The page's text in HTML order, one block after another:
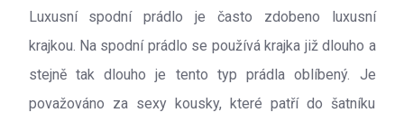
Luxusní spodní prádlo je často zdobeno luxusní
krajkou. Na spodní prádlo se používá krajka již dlouho a
stejně tak dlouho je tento typ prádla oblíbený. Je
považováno za sexy kousky, které patří do šatníku